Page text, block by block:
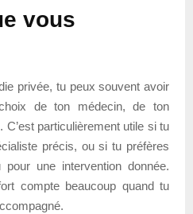
vous
privée, tu peux souvent avoir
de ton médecin, de ton
C’est particulièrement utile si tu
précis, ou si tu préfères
pour une intervention donnée.
compte beaucoup quand tu